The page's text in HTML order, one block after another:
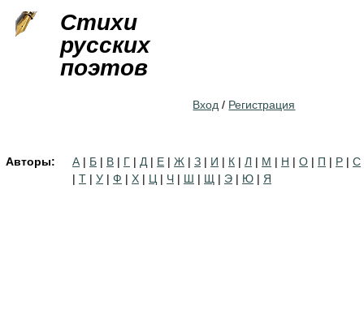
Стихи
русских
поэтов
Вход / Регистрация
Авторы: А | Б | В | Г | Д | Е | Ж | З | И | К | Л | М | Н | О | П | Р | С
| Т | У | Ф | Х | Ц | Ч | Ш | Щ | Э | Ю | Я